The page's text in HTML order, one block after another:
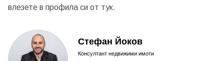
влезете в профила си от тук.
Стефан Йоков
Консултант недвижими имоти